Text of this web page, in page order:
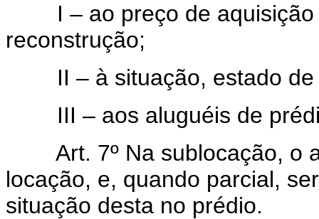
I – ao preço de aquisição
reconstrução;
II – à situação, estado de
III – aos aluguéis de
Art. 7º Na sublocação, o
locação, e, quando parcial,
situação desta no prédio.